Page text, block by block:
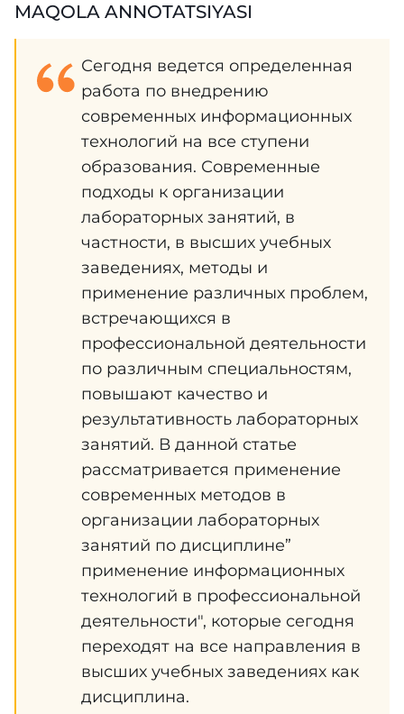
MAQOLA ANNOTATSIYASI
Сегодня ведется определенная
работа по внедрению
современных информационных
технологий на все ступени
образования. Современные
подходы к организации
лабораторных занятий, в
частности, в высших учебных
заведениях, методы и
применение различных проблем,
встречающихся в
профессиональной деятельности
по различным специальностям,
повышают качество и
результативность лабораторных
занятий. В данной статье
рассматривается применение
современных методов в
организации лабораторных
занятий по дисциплине”
применение информационных
технологий в профессиональной
деятельности", которые сегодня
переходят на все направления в
высших учебных заведениях как
дисциплина.